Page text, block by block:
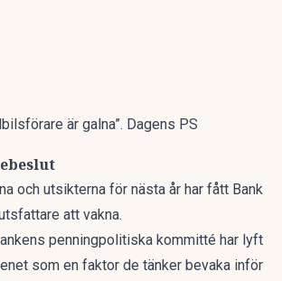
är galna”. Dagens PS
och utsikterna för nästa år har fått Bank
att vakna.
penningpolitiska kommitté har lyft
som en faktor de tänker bevaka inför